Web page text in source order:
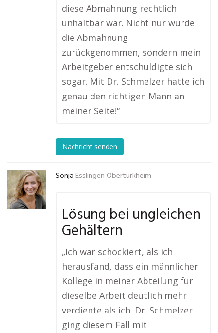
diese Abmahnung rechtlich
unhaltbar war. Nicht nur wurde
die Abmahnung
zurückgenommen, sondern mein
Arbeitgeber entschuldigte sich
sogar. Mit Dr. Schmelzer hatte ich
genau den richtigen Mann an
meiner Seite!“
Nachricht senden
Sonja Esslingen Obertürkheim
Lösung bei ungleichen
Gehältern
„Ich war schockiert, als ich
herausfand, dass ein männlicher
Kollege in meiner Abteilung für
dieselbe Arbeit deutlich mehr
verdiente als ich. Dr. Schmelzer
ging diesem Fall mit